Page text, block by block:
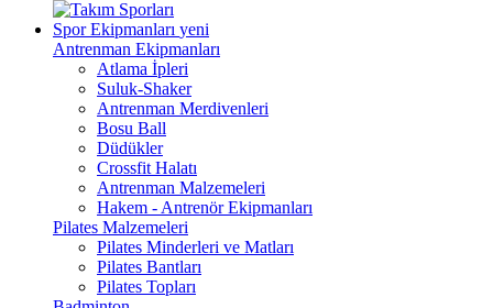
Spor Ekipmanları yeni
Antrenman Ekipmanları
Atlama İpleri
Suluk-Shaker
Antrenman Merdivenleri
Bosu Ball
Düdükler
Crossfit Halatı
Antrenman Malzemeleri
Hakem - Antrenör Ekipmanları
Pilates Malzemeleri
Pilates Minderleri ve Matları
Pilates Bantları
Pilates Topları